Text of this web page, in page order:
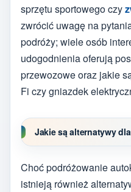
sprzętu sportowego czy
zwrócić uwagę na
podróży; wiele osób
udogodnienia oferują
przewozowe oraz jakie
Fi czy gniazdek
Jakie są alternatywy
Choć podróżowanie
istnieją również